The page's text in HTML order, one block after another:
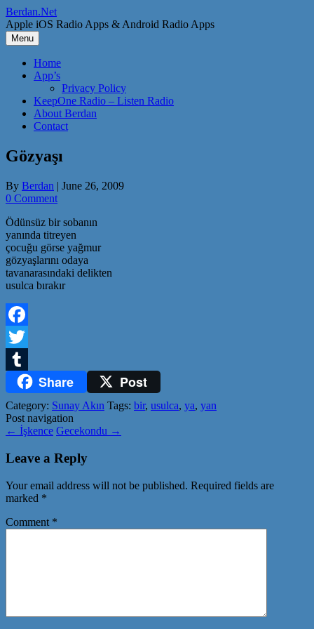
Skip
to
content
Berdan.Net
Apple iOS Radio Apps & Android Radio Apps
Menu
Home
App’s
Privacy Policy
KeepOne Radio – Listen Radio
About Berdan
Contact
Gözyaşı
By Berdan | June 26, 2009
0 Comment
Ödünsüz bir sobanın
yanında titreyen
çocuğu görse yağmur
gözyaşlarını odaya
tavanarasındaki delikten
usulca bırakır
Facebook
Twitter
Tumblr Share Post
Category: Sunay Akın Tags: bir, usulca, ya, yan
Post navigation
← İşkence Gecekondu →
Leave a Reply
Your email address will not be published. Required fields are
marked *
Comment *